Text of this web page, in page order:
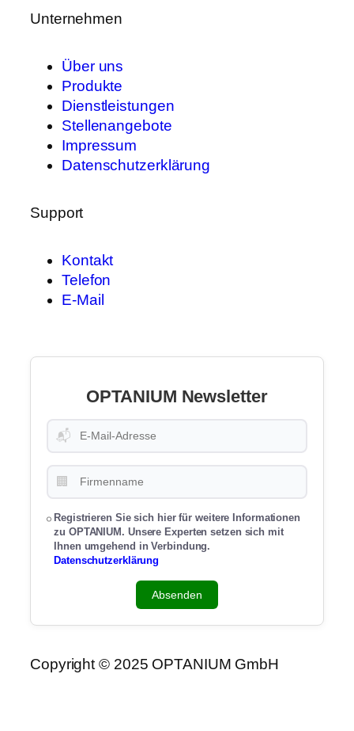
Unternehmen
Über uns
Produkte
Dienstleistungen
Stellenangebote
Impressum
Datenschutzerklärung
Support
Kontakt
Telefon
E-Mail
OPTANIUM Newsletter
📬
🏢
Registrieren Sie sich hier für weitere Informationen
zu OPTANIUM. Unsere Experten setzen sich mit
Ihnen umgehend in Verbindung.
Datenschutzerklärung
Absenden
Copyright © 2025 OPTANIUM GmbH